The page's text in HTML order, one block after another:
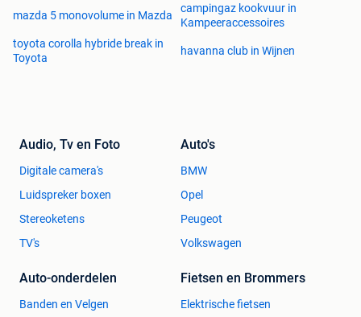
mazda 5 monovolume in Mazda
campingaz kookvuur in
Kampeeraccessoires
toyota corolla hybride break in
Toyota
havanna club in Wijnen
Audio, Tv en Foto
Digitale camera's
Luidspreker boxen
Stereoketens
TV's
Auto's
BMW
Opel
Peugeot
Volkswagen
Auto-onderdelen
Banden en Velgen
Fietsen en Brommers
Elektrische fietsen